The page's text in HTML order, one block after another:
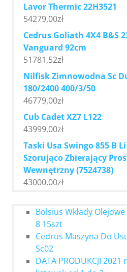
Lavor Thermic 22H3521
54279,00zł
Cedrus Goliath 4X4 B&S
Vanguard 92cm
51781,52zł
Nilfisk Zimnowodna Sc
180/2400 400/3/50
46779,00zł
Cub Cadet XZ7 L122
43999,00zł
Taski Usa Swingo 855 B
Szorująco Zbierający
Wewnętrzny (7524738)
43000,00zł
Bolsius Wkłady
8 15szt
Cedrus Maszyna Do
Sc02
DATA PRODUKCJI 2021